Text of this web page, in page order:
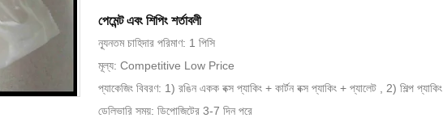
পেমেন্ট এবং শিপিং শর্তাবলী
ন্যূনতম চাহিদার পরিমাণ: 1 পিসি
মূল্য: Competitive Low Price
প্যাকেজিং বিবরণ: 1) রঙিন একক বক্স প্যাকিং + কার্টন বক্স প্যাকিং + প্যালেট , 2) শিল্প প্যাকিং
ডেলিভারি সময়: ডিপোজিটের 3-7 দিন পরে